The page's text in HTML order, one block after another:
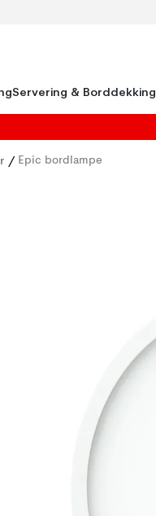
Servering & Borddekking
/ Epic bordlampe